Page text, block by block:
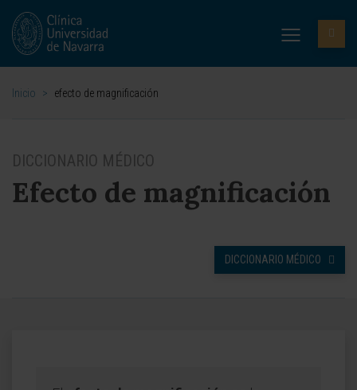
Inicio > efecto de magnificación
DICCIONARIO MÉDICO
Efecto de magnificación
DICCIONARIO MÉDICO